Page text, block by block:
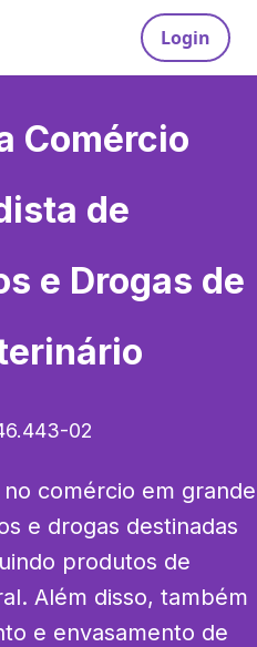
Login
Comércio
de
e Drogas de
02
comércio em grande
e drogas destinadas
produtos de
Além disso, também
e envasamento de